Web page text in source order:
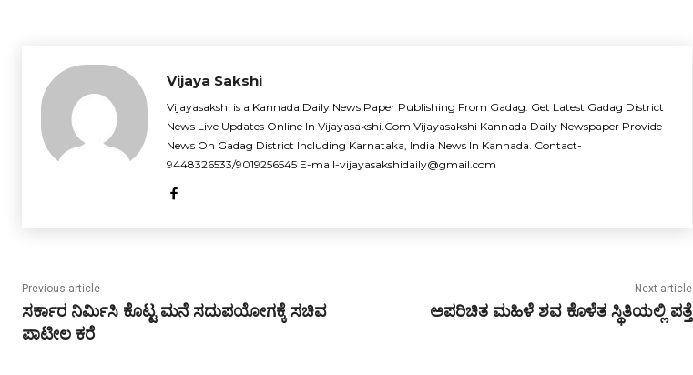
Vijaya Sakshi
Vijayasakshi is a Kannada Daily News Paper Publishing From Gadag. Get Latest Gadag District
News Live Updates Online In Vijayasakshi.Com Vijayasakshi Kannada Daily Newspaper Provide
News On Gadag District Including Karnataka, India News In Kannada. Contact-
9448326533/9019256545 E-mail-vijayasakshidaily@gmail.com
Previous article
ಸರ್ಕಾರ ನಿರ್ಮಿಸಿ ಕೊಟ್ಟ ಮನೆ ಸದುಪಯೋಗಕ್ಕೆ ಸಚಿವ
ಪಾಟೀಲ ಕರೆ
Next article
ಅಪರಿಚಿತ ಮಹಿಳೆ ಶವ ಕೊಳೆತ ಸ್ಥಿತಿಯಲ್ಲಿ ಪತ್ತೆ